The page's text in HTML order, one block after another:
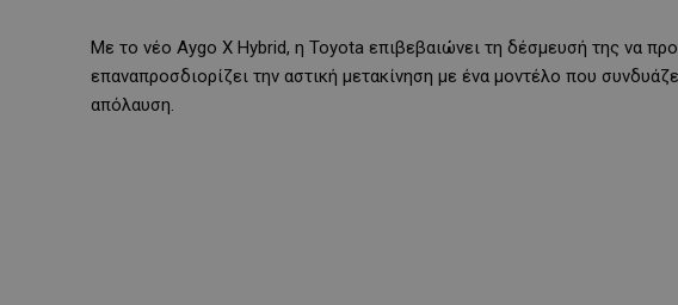
Με το νέο Aygo X Hybrid, η Toyota επιβεβαιώνει τη δέσμευσή της να
επαναπροσδιορίζει την αστική μετακίνηση με ένα μοντέλο που
απόλαυση